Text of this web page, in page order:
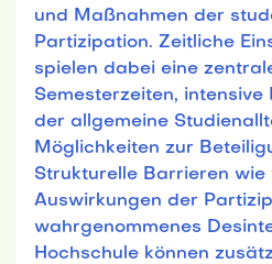
und Maßnahmen der
Partizipation. Zeitliche
spielen dabei eine
Semesterzeiten,
der allgemeine
Möglichkeiten zur
Strukturelle Barrieren wie
Auswirkungen der
wahrgenommenes
Hochschule können